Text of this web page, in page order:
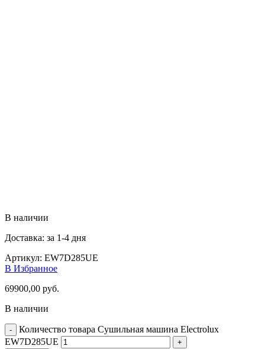
В наличии
Доставка: за 1-4 дня
Артикул: EW7D285UE
В Избранное
69900,00 руб.
В наличии
Количество товара Сушильная машина Electrolux
EW7D285UE